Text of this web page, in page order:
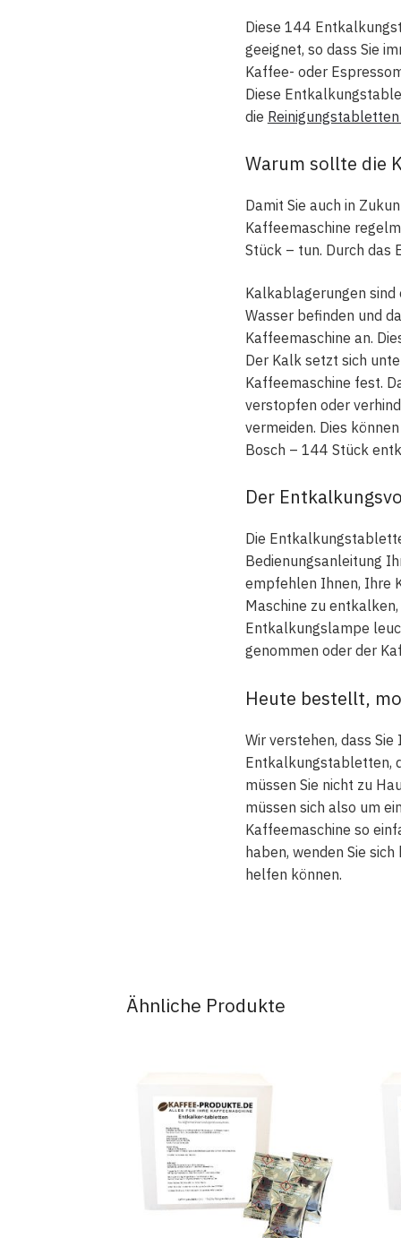
Diese 144
geeignet, so dass Sie
Kaffee- oder
Diese
die
Warum sollte die
Damit Sie auch in
Kaffeemaschine
Stück – tun. Durch das
Kalkablagerungen sind
Wasser befinden und
Kaffeemaschine an.
Der Kalk setzt sich
Kaffeemaschine fest.
verstopfen oder
vermeiden. Dies
Bosch – 144 Stück
Der
Die
Bedienungsanleitung
empfehlen Ihnen, Ihre
Maschine zu
Entkalkungslampe
genommen oder der
Heute bestellt,
Wir verstehen, dass
Entkalkungstabletten,
müssen Sie nicht zu
müssen sich also um
Kaffeemaschine so
haben, wenden Sie
helfen können.
Ähnliche Produkte